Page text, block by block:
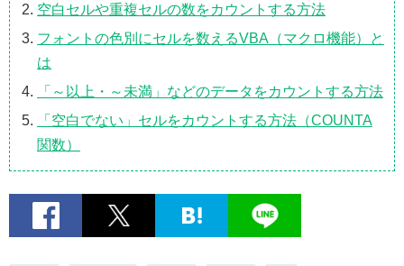
空白セルや重複セルの数をカウントする方法
フォントの色別にセルを数えるVBA（マクロ機能）と
は
「～以上・～未満」などのデータをカウントする方法
「空白でない」セルをカウントする方法（COUNTA
関数）